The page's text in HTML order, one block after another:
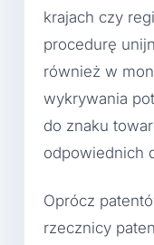
krajach czy
procedurę
również w
wykrywania
do znaku
odpowiednich
Oprócz
rzecznicy